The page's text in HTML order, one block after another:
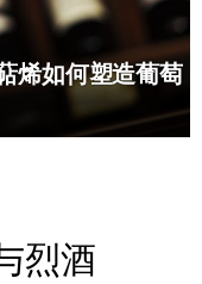
烯如何塑造葡萄
烈酒